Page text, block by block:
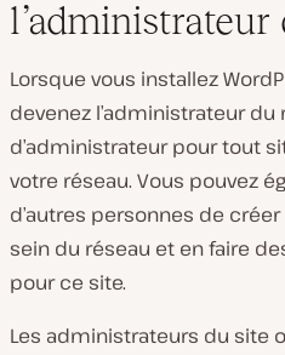
l’administrateur
Lorsque vous installez
devenez l’administrateur
d’administrateur pour tout
votre réseau. Vous pouvez
d’autres personnes de
sein du réseau et en faire
pour ce site.
Les administrateurs du site